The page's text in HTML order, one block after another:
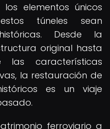
elementos únicos
túneles sean
Desde la
original hasta
las características
la restauración de
es un viaje
ferroviario a